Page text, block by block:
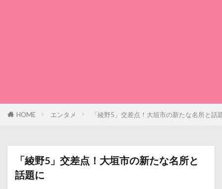
HOME エンタメ 「綾野5」交差点！大垣市の新たな名所と話
「綾野5」交差点！大垣市の新たな名所と
話題に